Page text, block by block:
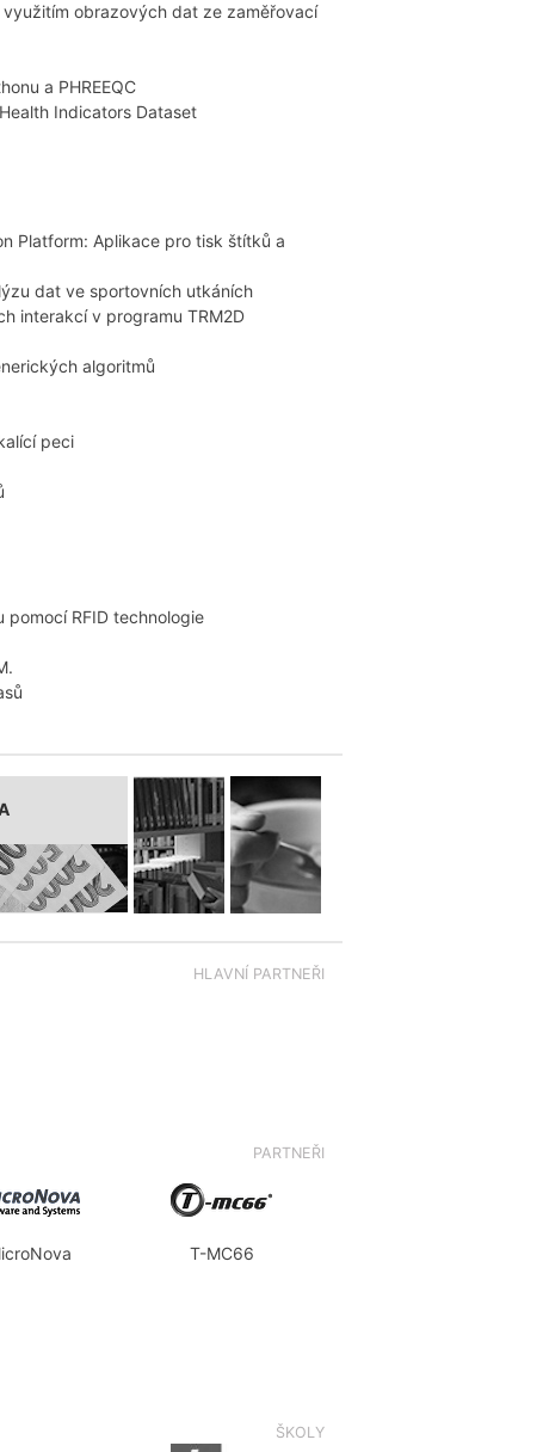
obrazových dat ze zaměřovací
a PHREEQC
Indicators Dataset
Platform: Aplikace pro tisk štítků a
dat ve sportovních utkáních
interakcí v programu TRM2D
algoritmů
peci
RFID technologie
HLAVNÍ PARTNEŘI
PARTNEŘI
T-MC66
ŠKOLY